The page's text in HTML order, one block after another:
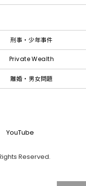
刑事・少年事件
Private Wealth
離婚・男女問題
YouTube
Reserved.